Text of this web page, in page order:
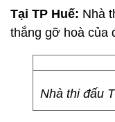
Cổ động viên
trận